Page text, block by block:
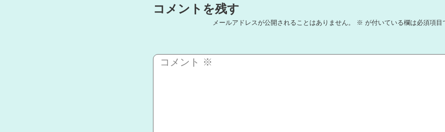
コメントを残す
メールアドレスが公開されることはありません。 ※ が付いている欄は必須項目
コメント ※